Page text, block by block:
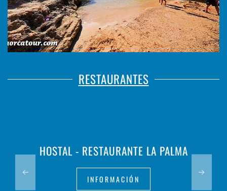
RESTAURANTES
HOSTAL - RESTAURANTE LA PALMA
INFORMACIÓN